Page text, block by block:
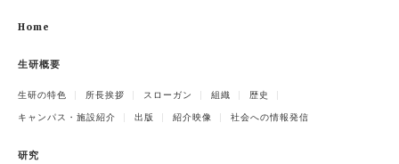
Home
生研概要
生研の特色 所長挨拶 スローガン 組織 歴史
キャンパス・施設紹介 出版 紹介映像 社会への情報発信
研究